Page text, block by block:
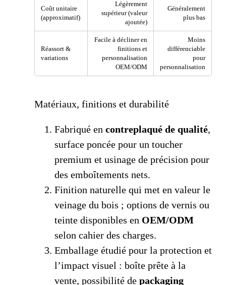
Coût unitaire
(approximatif)
Légèrement
supérieur (valeur
ajoutée)
Généralement
plus bas
Réassort &
variations
Facile à décliner en
finitions et
personnalisation
OEM/ODM
Moins
différenciable
pour
personnalisation
Matériaux, finitions et durabilité
Fabriqué en contreplaqué de qualité,
surface poncée pour un toucher
premium et usinage de précision pour
des emboîtements nets.
Finition naturelle qui met en valeur le
veinage du bois ; options de vernis ou
teinte disponibles en OEM/ODM
selon cahier des charges.
Emballage étudié pour la protection et
l’impact visuel : boîte prête à la
vente, possibilité de packaging